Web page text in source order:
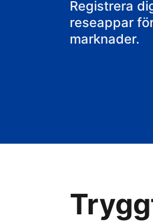
Registrera
reseappar
marknader.